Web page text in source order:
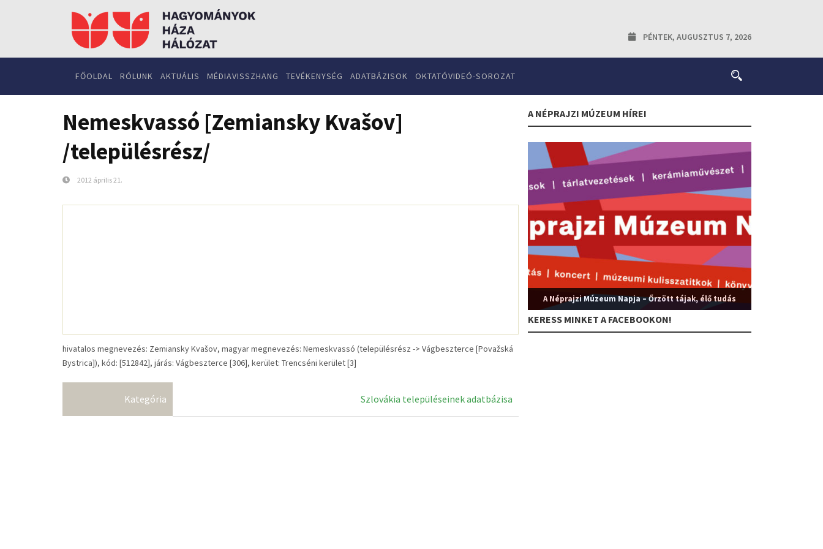
PÉNTEK, AUGUSZTUS 7, 2026
FŐOLDAL RÓLUNK AKTUÁLIS MÉDIAVISSZHANG TEVÉKENYSÉG ADATBÁZISOK OKTATÓVIDEÓ-SOROZAT
Nemeskvassó [Zemiansky Kvašov]
/településrész/
2012 április 21.
hivatalos megnevezés: Zemiansky Kvašov, magyar megnevezés: Nemeskvassó (településrész -> Vágbeszterce [Považská
Bystrica]), kód: [512842], járás: Vágbeszterce [306], kerület: Trencséni kerület [3]
Kategória Szlovákia településeinek adatbázisa
A NÉPRAJZI MÚZEUM HÍREI
A Néprajzi Múzeum Napja – Őrzött tájak, élő tudás
KERESS MINKET A FACEBOOKON!